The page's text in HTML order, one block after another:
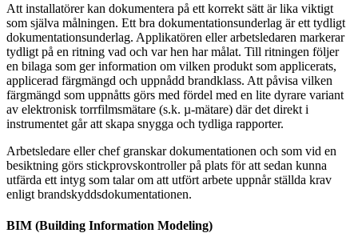
Att installatörer kan dokumentera på ett korrekt sätt är lika viktigt
som själva målningen. Ett bra dokumentationsunderlag är ett tydligt
dokumentationsunderlag. Applikatören eller arbetsledaren markerar
tydligt på en ritning vad och var hen har målat. Till ritningen följer
en bilaga som ger information om vilken produkt som applicerats,
applicerad färgmängd och uppnådd brandklass. Att påvisa vilken
färgmängd som uppnåtts görs med fördel med en lite dyrare variant
av elektronisk torrfilmsmätare (s.k. µ-mätare) där det direkt i
instrumentet går att skapa snygga och tydliga rapporter.
Arbetsledare eller chef granskar dokumentationen och som vid en
besiktning görs stickprovskontroller på plats för att sedan kunna
utfärda ett intyg som talar om att utfört arbete uppnår ställda krav
enligt brandskyddsdokumentationen.
BIM (Building Information Modeling)